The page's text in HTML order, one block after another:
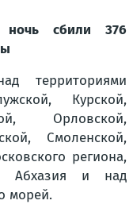
ночь сбили 376
территориями
Курской,
Орловской,
Смоленской,
региона,
Абхазия и над
морей.